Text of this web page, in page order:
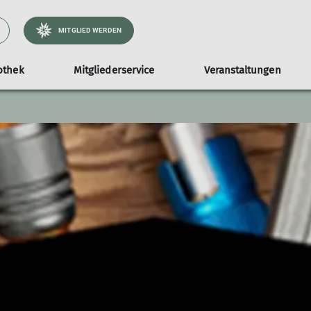
MITGLIED WERDEN
Mitgliederservice
Materialverleih
Materialbestand
Bergsport-
Veranstaltungen
Ausrüstungsliste Touren-AGB
Gauenhütte
Buchung
Abteilungen
Ortsgruppe Konstanz
Ortsgruppe Radolfzell
Ortsgruppe Singen
Familiengruppen
Mountainbikegruppe Konstanz
Mountainbikegruppe Radolfzell
unterwegs Kampagne